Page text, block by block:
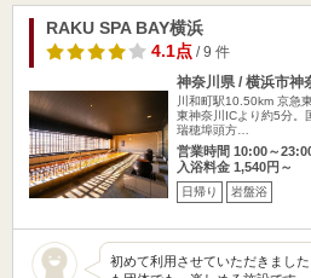
RAKU SPA BAY横浜
4.1点/ 9 件
神奈川県 / 横浜市神
川和町駅10.50km 京急
東神奈川ICより約5分。
瑞穂埠頭方…
営業時間 10:00～
入浴料金 1,540円～
日帰り 岩盤浴
初めて利用させていただきまし